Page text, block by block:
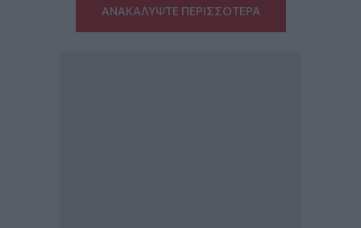
ΑΝΑΚΑΛΥΨΤΕ ΠΕΡΙΣΣΟΤΕΡΑ